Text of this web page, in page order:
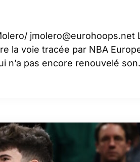
jmolero@eurohoops.net
la voie tracée par NBA
n’a pas encore renouvelé